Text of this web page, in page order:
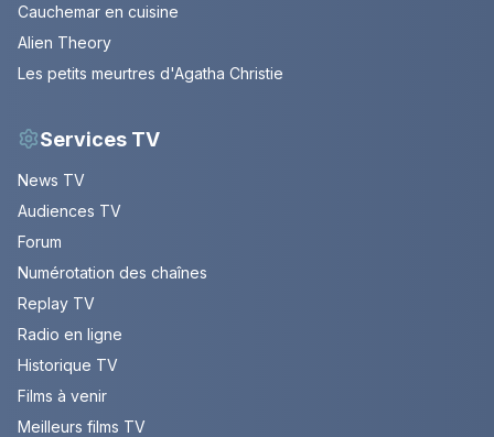
Cauchemar en cuisine
Alien Theory
Les petits meurtres d'Agatha Christie
Services TV
News TV
Audiences TV
Forum
Numérotation des chaînes
Replay TV
Radio en ligne
Historique TV
Films à venir
Meilleurs films TV